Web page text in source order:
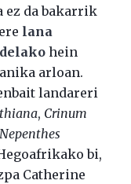
ez da bakarrik
lana
hein
arloan.
landareri
, Crinum
Nepenthes
bi,
Catherine